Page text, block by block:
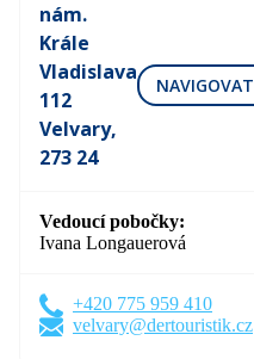
nám.
Krále
Vladislava
112
Velvary,
273 24
NAVIGOVAT
Vedoucí pobočky
Ivana Longauerová
+420 775 959 410
velvary@dertouristik.cz